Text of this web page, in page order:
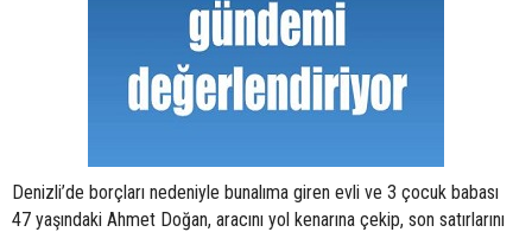
Denizli’de borçları nedeniyle bunalıma giren evli ve 3 çocuk babası
47 yaşındaki Ahmet Doğan, aracını yol kenarına çekip, son satırlarını